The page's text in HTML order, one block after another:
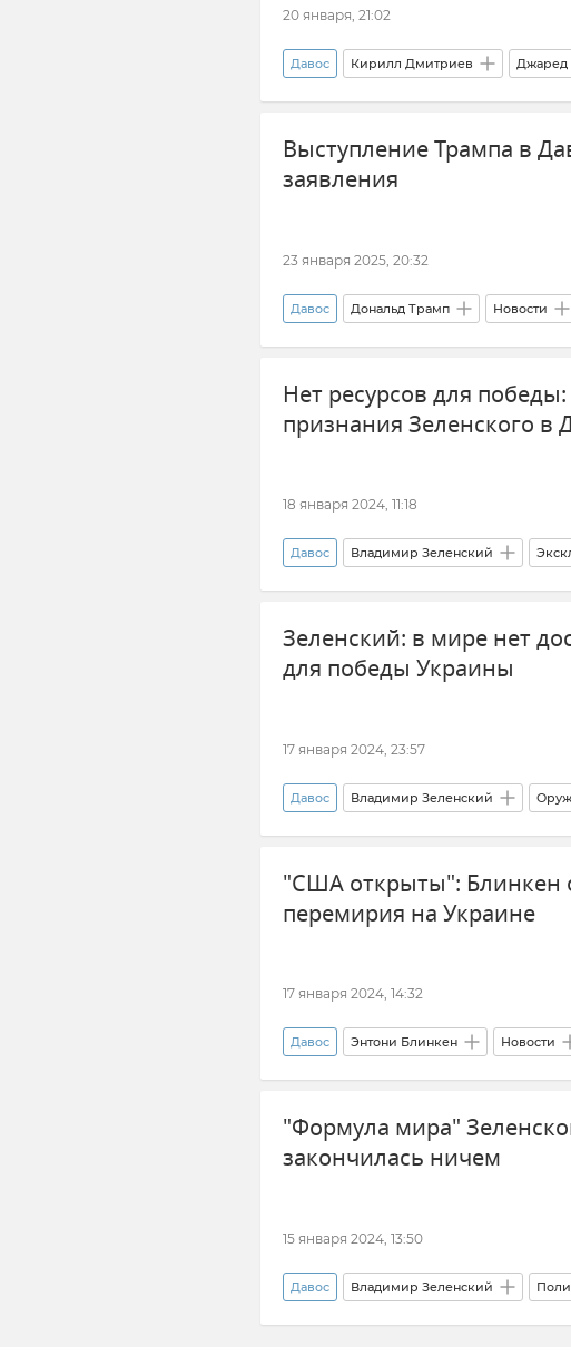
20 января, 21:02
Давос Кирилл Дмитриев Джаред
Политика Внешняя политика
Выступление Трампа в
заявления
23 января 2025, 20:32
Давос Дональд Трамп Новости
Нет ресурсов для
признания Зеленского в
18 января 2024, 11:18
Давос Владимир Зеленский
Украина Поставки западного
Зеленский: в мире нет
для победы Украины
17 января 2024, 23:57
Давос Владимир Зеленский
Украина Россия ВСУ
"США открыты": Блинкен
перемирия на Украине
17 января 2024, 14:32
Давос Энтони Блинкен Новости
"Формула мира"
закончилась ничем
15 января 2024, 13:50
Давос Владимир Зеленский
Россия Европейский Союз